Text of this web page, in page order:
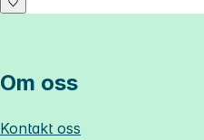
Om oss
Kontakt oss